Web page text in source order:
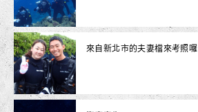
來自新北市的夫妻檔來考照囉